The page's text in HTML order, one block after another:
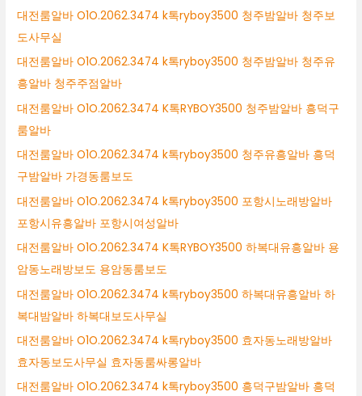
대전룸알바 O1O.2062.3474 k톡ryboy3500 청주밤알바 청주보
도사무실
대전룸알바 O1O.2062.3474 k톡ryboy3500 청주밤알바 청주유
흥알바 청주주점알바
대전룸알바 O1O.2062.3474 K톡RYBOY3500 청주밤알바 흥덕구
룸알바
대전룸알바 O1O.2062.3474 k톡ryboy3500 청주유흥알바 흥덕
구밤알바 가경동룸보도
대전룸알바 O1O.2062.3474 k톡ryboy3500 포항시노래방알바
포항시유흥알바 포항시여성알바
대전룸알바 O1O.2062.3474 K톡RYBOY3500 하복대유흥알바 용
암동노래방보도 용암동룸보도
대전룸알바 O1O.2062.3474 k톡ryboy3500 하복대유흥알바 하
복대밤알바 하복대보도사무실
대전룸알바 O1O.2062.3474 k톡ryboy3500 효자동노래방알바
효자동보도사무실 효자동룸싸롱알바
대전룸알바 O1O.2062.3474 k톡ryboy3500 흥덕구밤알바 흥덕